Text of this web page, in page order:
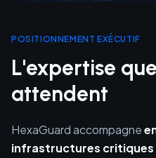
POSITIONNEMENT EXÉCUTIF
L'expertise
attendent
HexaGuard accompagne
infrastructures critiques